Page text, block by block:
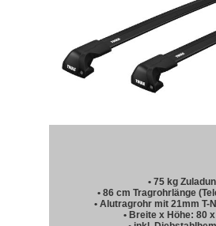
• 75 kg
• 86 cm Tragrohrlänge
• Alutragrohr mit 21mm T-
• Breite x Höhe: 80